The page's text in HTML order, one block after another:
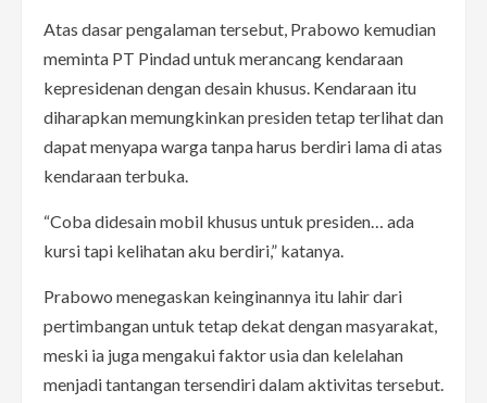
Atas dasar pengalaman tersebut, Prabowo kemudian
meminta PT Pindad untuk merancang kendaraan
kepresidenan dengan desain khusus. Kendaraan itu
diharapkan memungkinkan presiden tetap terlihat dan
dapat menyapa warga tanpa harus berdiri lama di atas
kendaraan terbuka.
“Coba didesain mobil khusus untuk presiden… ada
kursi tapi kelihatan aku berdiri,” katanya.
Prabowo menegaskan keinginannya itu lahir dari
pertimbangan untuk tetap dekat dengan masyarakat,
meski ia juga mengakui faktor usia dan kelelahan
menjadi tantangan tersendiri dalam aktivitas tersebut.